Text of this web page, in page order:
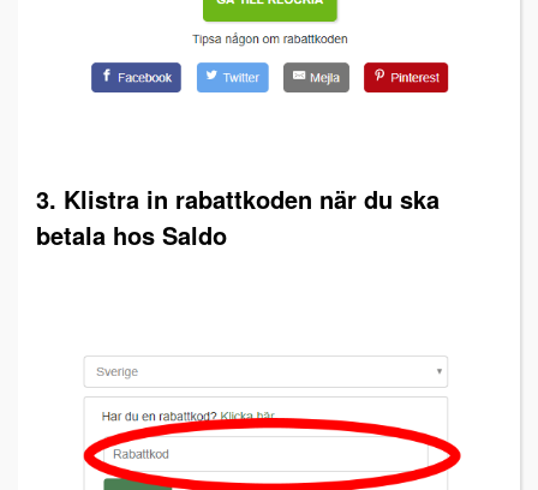
3. Klistra in rabattkoden när du ska
betala hos Saldo